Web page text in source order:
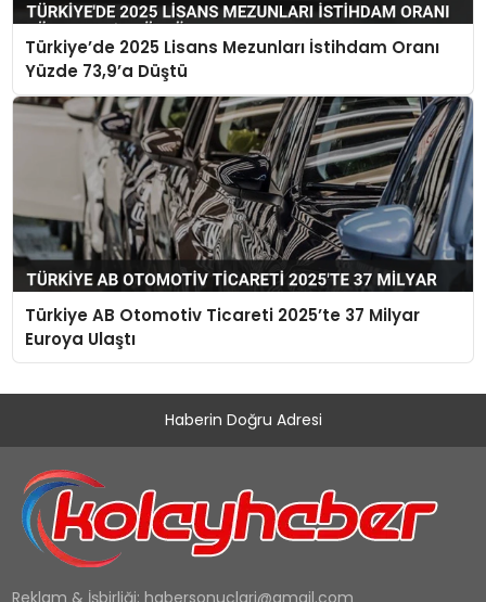
Türkiye’de 2025 Lisans Mezunları İstihdam Oranı
Yüzde 73,9’a Düştü
Türkiye AB Otomotiv Ticareti 2025’te 37 Milyar
Euroya Ulaştı
Haberin Doğru Adresi
Reklam & İşbirliği: habersonuclari@gmail.com